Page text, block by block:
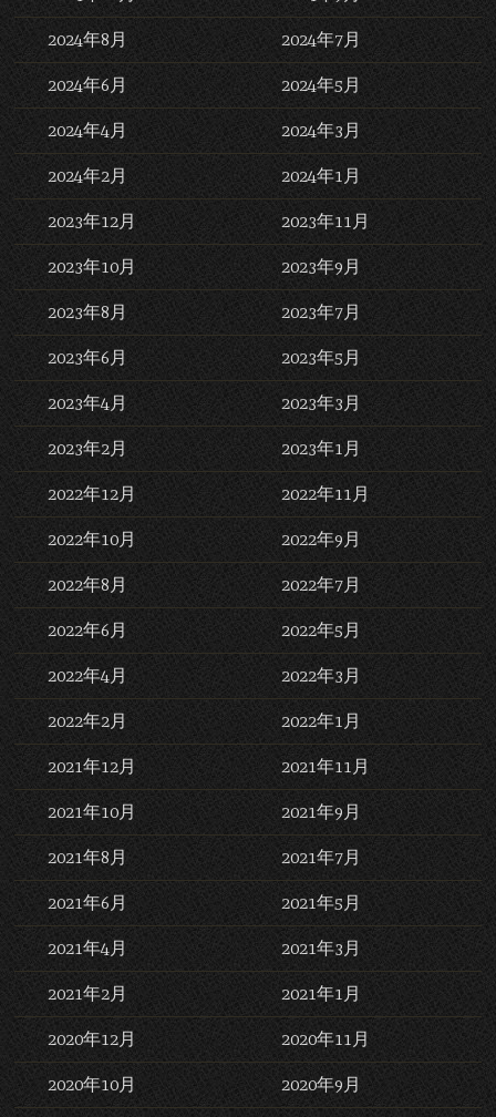
2024年8月 2024年7月
2024年6月 2024年5月
2024年4月 2024年3月
2024年2月 2024年1月
2023年12月 2023年11月
2023年10月 2023年9月
2023年8月 2023年7月
2023年6月 2023年5月
2023年4月 2023年3月
2023年2月 2023年1月
2022年12月 2022年11月
2022年10月 2022年9月
2022年8月 2022年7月
2022年6月 2022年5月
2022年4月 2022年3月
2022年2月 2022年1月
2021年12月 2021年11月
2021年10月 2021年9月
2021年8月 2021年7月
2021年6月 2021年5月
2021年4月 2021年3月
2021年2月 2021年1月
2020年12月 2020年11月
2020年10月 2020年9月